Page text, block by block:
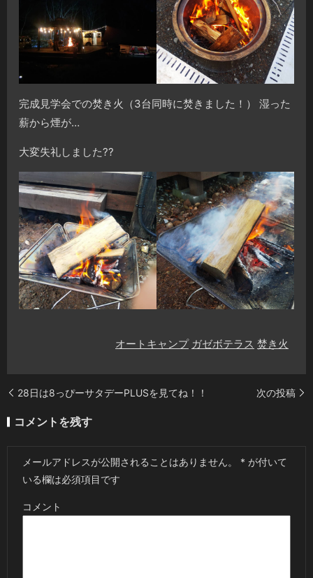
完成見学会での焚き火（3台同時に焚きました！） 湿った
薪から煙が…
大変失礼しました??
オートキャンプ ガゼボテラス 焚き火
28日は8っぴーサタデーPLUSを見てね！！ 次の投稿
コメントを残す
メールアドレスが公開されることはありません。 * が付いて
いる欄は必須項目です
コメント